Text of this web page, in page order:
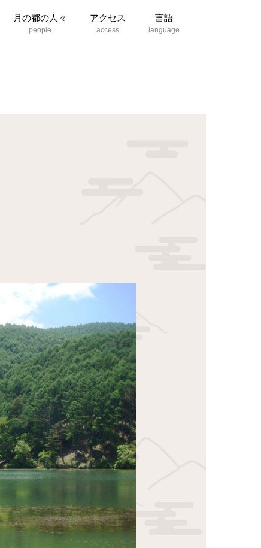
月の都の人々 アクセス 言語